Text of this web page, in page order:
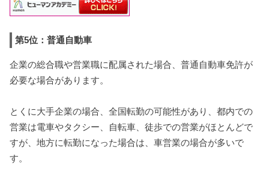
第5位：普通自動車
企業の総合職や営業職に配属された場合、普通自動車免許が
必要な場合があります。
とくに大手企業の場合、全国転勤の可能性があり、都内での
営業は電車やタクシー、自転車、徒歩での営業がほとんどで
すが、地方に転勤になった場合は、車営業の場合が多いで
す。